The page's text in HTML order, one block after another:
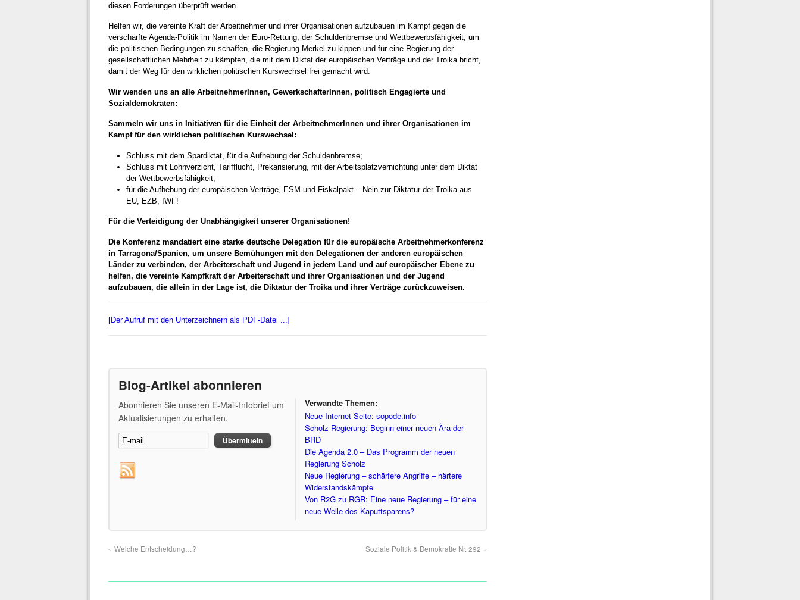
diesen Forderungen überprüft werden.
Helfen wir, die vereinte Kraft der Arbeitnehmer und ihrer Organisationen aufzubauen im Kampf gegen die
verschärfte Agenda-Politik im Namen der Euro-Rettung, der Schuldenbremse und Wettbewerbsfähigkeit; um
die politischen Bedingungen zu schaffen, die Regierung Merkel zu kippen und für eine Regierung der
gesellschaftlichen Mehrheit zu kämpfen, die mit dem Diktat der europäischen Verträge und der Troika bricht,
damit der Weg für den wirklichen politischen Kurswechsel frei gemacht wird.
Wir wenden uns an alle ArbeitnehmerInnen, GewerkschafterInnen, politisch Engagierte und
Sozialdemokraten:
Sammeln wir uns in Initiativen für die Einheit der ArbeitnehmerInnen und ihrer Organisationen im
Kampf für den wirklichen politischen Kurswechsel:
Schluss mit dem Spardiktat, für die Aufhebung der Schuldenbremse;
Schluss mit Lohnverzicht, Tarifflucht, Prekarisierung, mit der Arbeitsplatzvernichtung unter dem Diktat
der Wettbewerbsfähigkeit;
für die Aufhebung der europäischen Verträge, ESM und Fiskalpakt – Nein zur Diktatur der Troika aus
EU, EZB, IWF!
Für die Verteidigung der Unabhängigkeit unserer Organisationen!
Die Konferenz mandatiert eine starke deutsche Delegation für die europäische Arbeitnehmerkonferenz
in Tarragona/Spanien, um unsere Bemühungen mit den Delegationen der anderen europäischen
Länder zu verbinden, der Arbeiterschaft und Jugend in jedem Land und auf europäischer Ebene zu
helfen, die vereinte Kampfkraft der Arbeiterschaft und ihrer Organisationen und der Jugend
aufzubauen, die allein in der Lage ist, die Diktatur der Troika und ihrer Verträge zurückzuweisen.
[Der Aufruf mit den Unterzeichnern als PDF-Datei ...]
Blog-Artikel abonnieren
Abonnieren Sie unseren E-Mail-Infobrief um
Aktualisierungen zu erhalten.
Verwandte Themen:
Neue Internet-Seite: sopode.info
Scholz-Regierung: Beginn einer neuen Ära der
BRD
Die Agenda 2.0 – Das Programm der neuen
Regierung Scholz
Neue Regierung – schärfere Angriffe – härtere
Widerstandskämpfe
Von R2G zu RGR: Eine neue Regierung – für eine
neue Welle des Kaputtsparens?
Welche Entscheidung…? Soziale Politik & Demokratie Nr. 292